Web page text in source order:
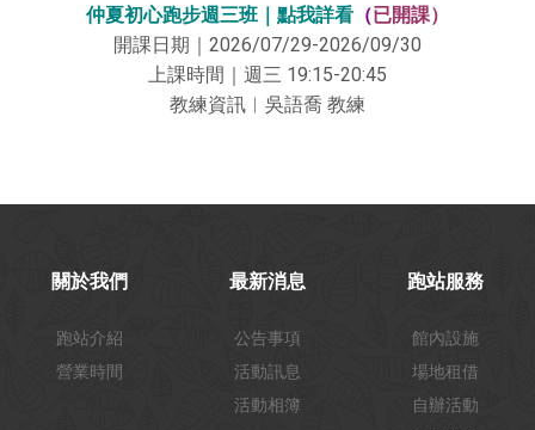
仲夏初心跑步週三班｜點我詳看 （已開課）
開課日期｜2026/07/29-2026/09/30
上課時間｜週三 19:15-20:45
教練資訊︱吳語喬 教練
關於我們
跑站介紹
營業時間
最新消息
公告事項
活動訊息
活動相簿
跑站服務
館內設施
場地租借
自辦活動